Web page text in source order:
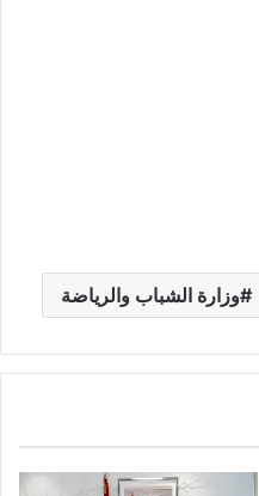
وزارة الشباب والرياضة